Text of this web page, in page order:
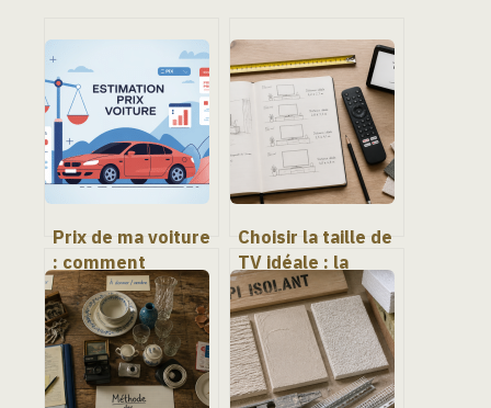
Prix de ma voiture
: comment
estimer sa valeur
au juste montant
Choisir la taille de
TV idéale : la
méthode 4K pour
une immersion
totale